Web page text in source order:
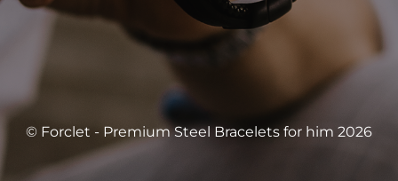
© Forclet - Premium Steel Bracelets for him 2026